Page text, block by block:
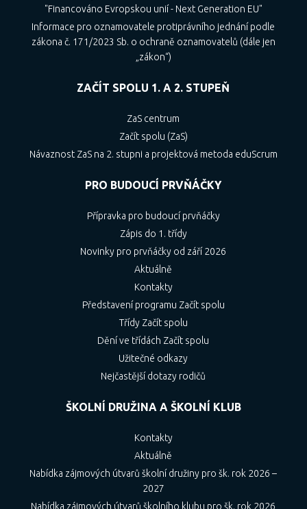
"Financováno Evropskou unií - Next Generation EU"
Informace pro oznamovatele protiprávního jednání podle
zákona č. 171/2023 Sb. o ochraně oznamovatelů (dále jen
„zákon“)
ZAČÍT SPOLU 1. A 2. STUPEŇ
ZaS centrum
Začít spolu (ZaS)
Návaznost ZaS na 2. stupni a projektová metoda eduScrum
PRO BUDOUCÍ PRVŇÁČKY
Přípravka pro budoucí prvňáčky
Zápis do 1. třídy
Novinky pro prvňáčky od září 2026
Aktuálně
Kontakty
Představení programu Začít spolu
Třídy Začít spolu
Dění ve třídách Začít spolu
Užitečné odkazy
Nejčastější dotazy rodičů
ŠKOLNÍ DRUŽINA A ŠKOLNÍ KLUB
Kontakty
Aktuálně
Nabídka zájmových útvarů školní družiny pro šk. rok 2026 –
2027
Nabídka zájmových útvarů školního klubu pro šk. rok 2026